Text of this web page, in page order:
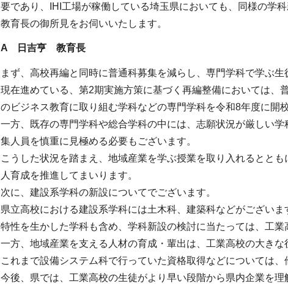
要であり、IHI工場が稼働している埼玉県においても、同様の学科
教育長の御所見をお伺いいたします。
A 日吉亨 教育長
まず、高校再編と同時に普通科募集を減らし、専門学科で学ぶ生
現在進めている、第2期実施方策に基づく再編整備においては
のビジネス教育に取り組む学科などの専門学科を令和8年度に開
一方、既存の専門学科や総合学科の中には、志願状況が厳しい
集人員を慎重に見極める必要もございます。
こうした状況を踏まえ、地域産業を学ぶ授業を取り入れるとと
人育成を推進してまいります。
次に、建設系学科の新設についてでございます。
県立高校における建設系学科には土木科、建築科などがござい
特性を生かした学科も含め、学科新設の検討に当たっては、工
一方、地域産業を支える人材の育成・輩出は、工業高校の大きな
これまで設備システム科で行っていた資格取得などについては
今後、県では、工業高校の生徒がより早い段階から県内企業を